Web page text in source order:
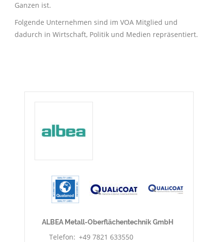
Ganzen ist.
Folgende Unternehmen sind im VOA Mitglied und
dadurch in Wirtschaft, Politik und Medien repräsentiert.
ALBEA Metall-Oberflächentechnik GmbH
Telefon
+49 7821 633550